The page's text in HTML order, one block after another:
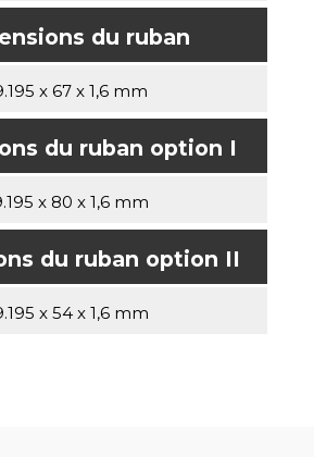
du ruban
x 67 x 1,6 mm
du ruban option I
x 80 x 1,6 mm
du ruban option II
x 54 x 1,6 mm